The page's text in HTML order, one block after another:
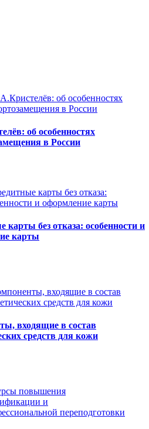
об особенностях
в России
карты без отказа: особенности и
карты
входящие в состав
средств для кожи